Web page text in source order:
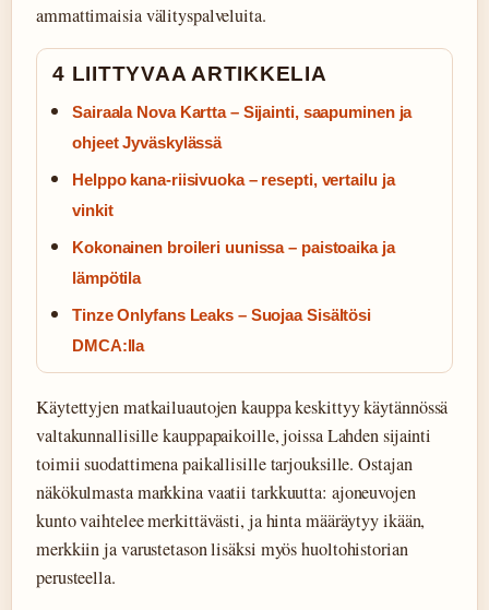
ammattimaisia välityspalveluita.
4 LIITTYVAA ARTIKKELIA
Sairaala Nova Kartta – Sijainti, saapuminen ja
ohjeet Jyväskylässä
Helppo kana-riisivuoka – resepti, vertailu ja
vinkit
Kokonainen broileri uunissa – paistoaika ja
lämpötila
Tinze Onlyfans Leaks – Suojaa Sisältösi
DMCA:lla
Käytettyjen matkailuautojen kauppa keskittyy käytännössä
valtakunnallisille kauppapaikoille, joissa Lahden sijainti
toimii suodattimena paikallisille tarjouksille. Ostajan
näkökulmasta markkina vaatii tarkkuutta: ajoneuvojen
kunto vaihtelee merkittävästi, ja hinta määräytyy ikään,
merkkiin ja varustetason lisäksi myös huoltohistorian
perusteella.